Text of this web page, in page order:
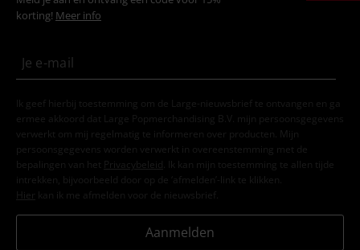
korting! Meer info
Ik geef hierbij toestemming om de Large-nieuwsbrief te ontvangen en ga
ermee akkoord dat Large Popmerchandising B.V. mijn persoonsgegevens
verwerkt om mij regelmatig te informeren over producten. Mijn
persoonsgegevens worden verwerkt in overeenstemming met de
bepalingen van het
Privacybeleid . Ik kan mijn toestemming te allen tijde
intrekken, bijvoorbeeld door op de ‘afmelden’-link te klikken.
Hier kan ik me afmelden voor de nieuwsbrief.
Aanmelden